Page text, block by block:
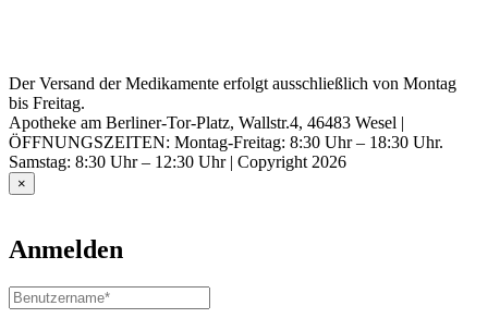
Der Versand der Medikamente erfolgt ausschließlich von Montag
bis Freitag.
Apotheke am Berliner-Tor-Platz, Wallstr.4, 46483 Wesel |
ÖFFNUNGSZEITEN: Montag-Freitag: 8:30 Uhr – 18:30 Uhr.
Samstag: 8:30 Uhr – 12:30 Uhr | Copyright 2026
×
Anmelden
Benutzername